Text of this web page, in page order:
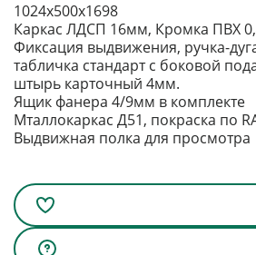
Каркас ЛДСП 16мм, Кромка ПВХ
Фиксация выдвижения, ручка-
табличка стандарт с боковой
штырь карточный 4мм.
Ящик фанера 4/9мм в комплекте
Мталлокаркас Д51, покраска по
Выдвижная полка для просмотра
1024х500х1698